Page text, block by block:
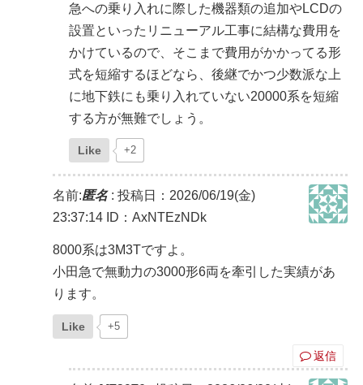
急への乗り入れに際した機器類の追加やLCDの
設置といったリニューアル工事に結構な費用を
かけているので、そこまで費用がかかってる形
式を短縮するほどなら、後継でかつ少数派な上
に地下鉄にも乗り入れていない20000系を短縮
する方が無難でしょう。
Like +2
名前:匿名: 投稿日：2026/06/19(金)
23:37:14 ID：AxNTEzNDk
8000系は3M3Tですよ。
小田急で無動力の3000形6両を牽引した実績があ
ります。
Like +5
返信